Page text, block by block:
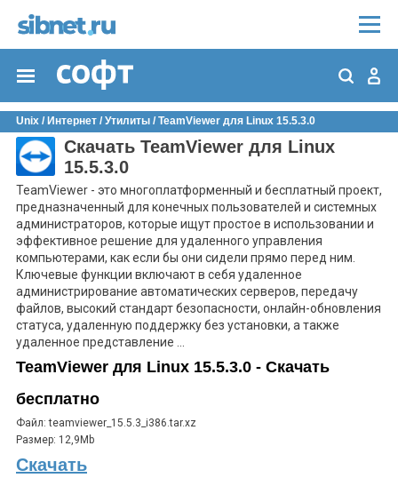
Unix / Интернет / Утилиты / TeamViewer для Linux 15.5.3.0
Скачать TeamViewer для Linux
15.5.3.0
TeamViewer - это многоплатформенный и бесплатный проект,
предназначенный для конечных пользователей и системных
администраторов, которые ищут простое в использовании и
эффективное решение для удаленного управления
компьютерами, как если бы они сидели прямо перед ним.
Ключевые функции включают в себя удаленное
администрирование автоматических серверов, передачу
файлов, высокий стандарт безопасности, онлайн-обновления
статуса, удаленную поддержку без установки, а также
удаленное представление ...
TeamViewer для Linux 15.5.3.0 - Скачать
бесплатно
Файл: teamviewer_15.5.3_i386.tar.xz
Размер: 12,9Mb
Скачать